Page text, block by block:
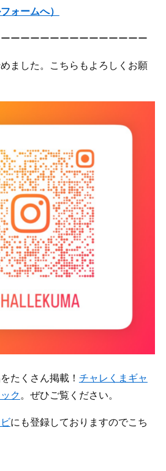
ォームへ）
ーーーーーーーーーーーーーー
ました。こちらもよろしくお願
たくさん掲載！ チャレくまギャ
ク 。ぜひご覧ください。
にも登録しておりますのでこち